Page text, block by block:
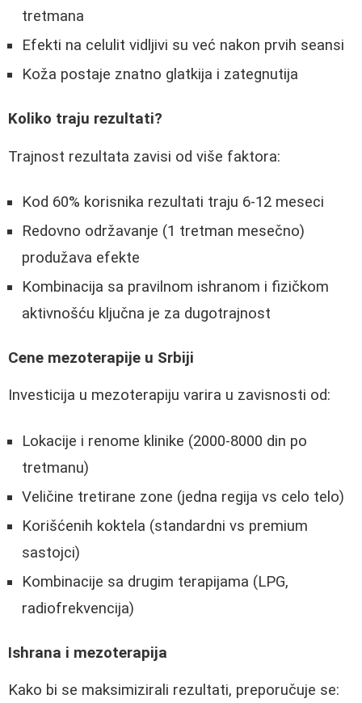
tretmana
Efekti na celulit vidljivi su već nakon prvih seansi
Koža postaje znatno glatkija i zategnutija
Koliko traju rezultati?
Trajnost rezultata zavisi od više faktora:
Kod 60% korisnika rezultati traju 6-12 meseci
Redovno održavanje (1 tretman mesečno)
produžava efekte
Kombinacija sa pravilnom ishranom i fizičkom
aktivnošću ključna je za dugotrajnost
Cene mezoterapije u Srbiji
Investicija u mezoterapiju varira u zavisnosti od:
Lokacije i renome klinike (2000-8000 din po
tretmanu)
Veličine tretirane zone (jedna regija vs celo telo)
Korišćenih koktela (standardni vs premium
sastojci)
Kombinacije sa drugim terapijama (LPG,
radiofrekvencija)
Ishrana i mezoterapija
Kako bi se maksimizirali rezultati, preporučuje se: